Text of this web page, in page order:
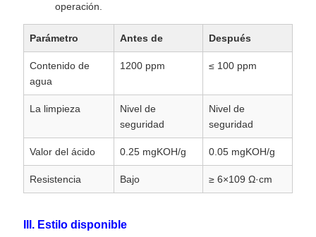
operación.
Parámetro Antes de Después
Contenido de
agua
1200 ppm ≤ 100 ppm
La limpieza
Nivel de
seguridad
Nivel de
seguridad
Valor del ácido 0.25 mgKOH/g 0.05 mgKOH/g
Resistencia Bajo ≥ 6×109 Ω·cm
III. Estilo disponible